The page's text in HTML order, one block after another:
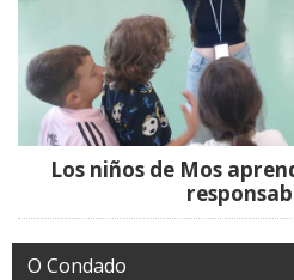
Los niños de Mos
O Condado